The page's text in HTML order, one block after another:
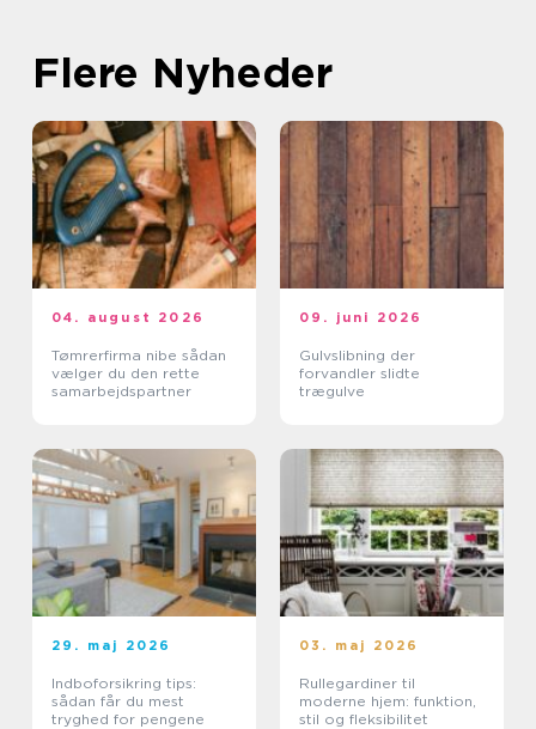
Flere Nyheder
04. august 2026
Tømrerfirma nibe sådan
vælger du den rette
samarbejdspartner
09. juni 2026
Gulvslibning der
forvandler slidte
trægulve
29. maj 2026
Indboforsikring tips:
sådan får du mest
tryghed for pengene
03. maj 2026
Rullegardiner til
moderne hjem: funktion,
stil og fleksibilitet